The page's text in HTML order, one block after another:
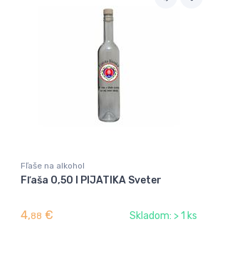
Fľaše na alkohol
Fľaša 0,50 l PIJATIKA Sveter
4,88 € Skladom: > 1 ks